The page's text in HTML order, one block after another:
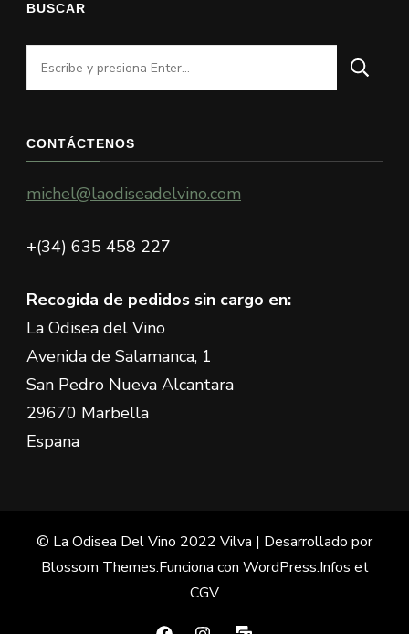
BUSCAR
¿Buscas
algo?
CONTÁCTENOS
michel@laodiseadelvino.com
+(34) 635 458 227
Recogida de pedidos sin cargo en:
La Odisea del Vino
Avenida de Salamanca, 1
San Pedro Nueva Alcantara
29670 Marbella
Espana
© La Odisea Del Vino 2022 Vilva | Desarrollado por
Blossom Themes.Funciona con WordPress.Infos et
CGV